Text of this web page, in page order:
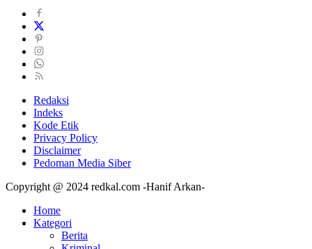
Redaksi
Indeks
Kode Etik
Privacy Policy
Disclaimer
Pedoman Media Siber
Copyright @ 2024 redkal.com -Hanif Arkan-
Home
Kategori
Berita